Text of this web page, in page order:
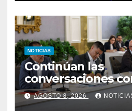
NOTICIAS
Continúan las
conversaciones
delegación de la
Nacional de 2015
AGOSTO 8, 2026